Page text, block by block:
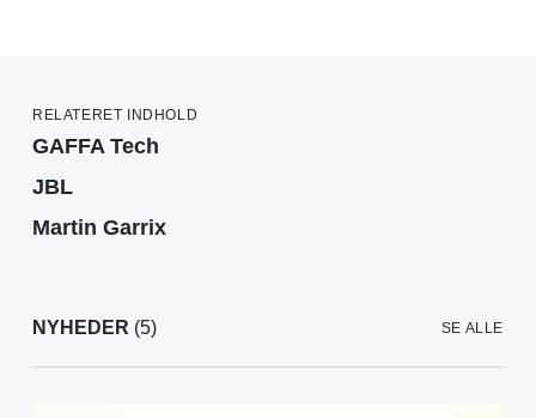
RELATERET INDHOLD
GAFFA Tech
JBL
Martin Garrix
NYHEDER (5) SE ALLE